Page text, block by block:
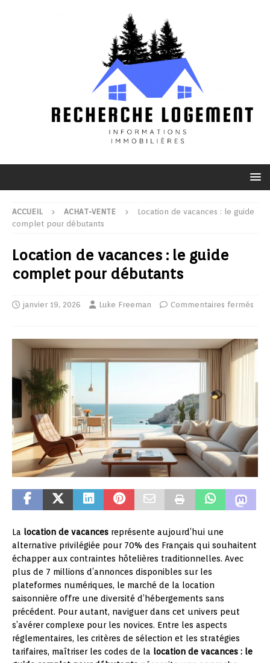
ACCUEIL ACHAT-VENTE
Location de vacances : le guide
complet pour débutants
Location de vacances : le guide
complet pour débutants
janvier 19, 2026 Luke Freeman Commentaires fermés
La location de vacances représente aujourd’hui une
alternative privilégiée pour 70% des Français qui souhaitent
échapper aux contraintes hôtelières traditionnelles. Avec
plus de 7 millions d’annonces disponibles sur les
plateformes numériques, le marché de la location
saisonnière offre une diversité d’hébergements sans
précédent. Pour autant, naviguer dans cet univers peut
s’avérer complexe pour les novices. Entre les aspects
réglementaires, les critères de sélection et les stratégies
tarifaires, maîtriser les codes de la location de vacances : le